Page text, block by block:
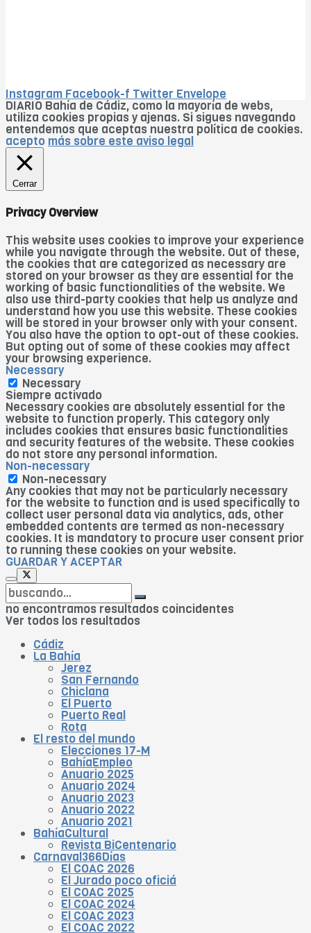
Instagram Facebook-f Twitter Envelope
DIARIO Bahía de Cádiz, como la mayoría de webs,
utiliza cookies propias y ajenas. Si sigues navegando
entendemos que aceptas nuestra política de cookies.
acepto más sobre este aviso legal
Cerrar
Privacy Overview
This website uses cookies to improve your experience
while you navigate through the website. Out of these,
the cookies that are categorized as necessary are
stored on your browser as they are essential for the
working of basic functionalities of the website. We
also use third-party cookies that help us analyze and
understand how you use this website. These cookies
will be stored in your browser only with your consent.
You also have the option to opt-out of these cookies.
But opting out of some of these cookies may affect
your browsing experience.
Necessary
Necessary
Siempre activado
Necessary cookies are absolutely essential for the
website to function properly. This category only
includes cookies that ensures basic functionalities
and security features of the website. These cookies
do not store any personal information.
Non-necessary
Non-necessary
Any cookies that may not be particularly necessary
for the website to function and is used specifically to
collect user personal data via analytics, ads, other
embedded contents are termed as non-necessary
cookies. It is mandatory to procure user consent prior
to running these cookies on your website.
GUARDAR Y ACEPTAR
no encontramos resultados coincidentes
Ver todos los resultados
Cádiz
La Bahía
Jerez
San Fernando
Chiclana
El Puerto
Puerto Real
Rota
El resto del mundo
Elecciones 17-M
BahíaEmpleo
Anuario 2025
Anuario 2024
Anuario 2023
Anuario 2022
Anuario 2021
BahíaCultural
Revista BiCentenario
Carnaval366Días
El COAC 2026
El Jurado poco oficiá
El COAC 2025
El COAC 2024
El COAC 2023
El COAC 2022